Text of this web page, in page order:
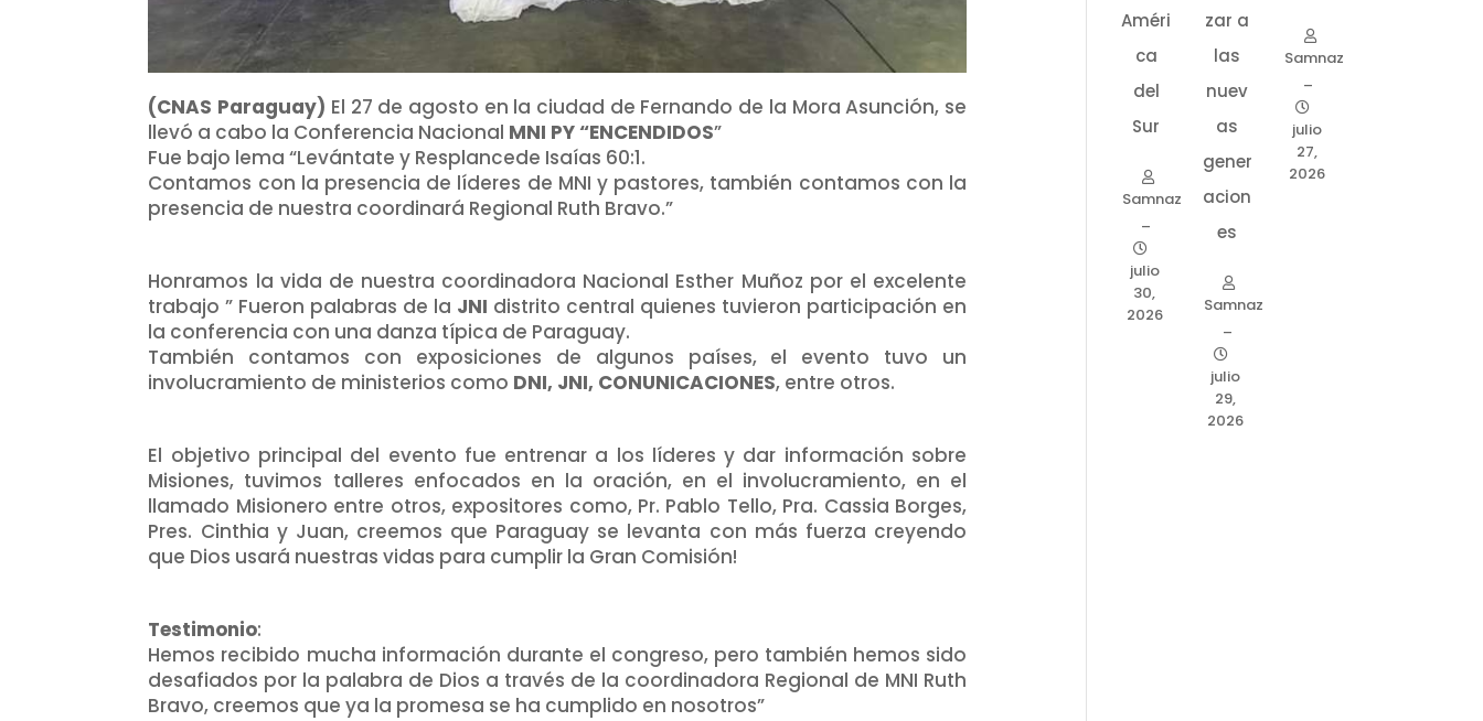
(CNAS Paraguay) El 27 de agosto en la ciudad de Fernando de la Mora Asunción, se
llevó a cabo la Conferencia Nacional MNI PY “ENCENDIDOS”
Fue bajo lema “Levántate y Resplancede Isaías 60:1.
Contamos con la presencia de líderes de MNI y pastores, también contamos con la
presencia de nuestra coordinará Regional Ruth Bravo.”
Honramos la vida de nuestra coordinadora Nacional Esther Muñoz por el excelente
trabajo ” Fueron palabras de la JNI distrito central quienes tuvieron participación en
la conferencia con una danza típica de Paraguay.
También contamos con exposiciones de algunos países, el evento tuvo un
involucramiento de ministerios como DNI, JNI, CONUNICACIONES, entre otros.
El objetivo principal del evento fue entrenar a los líderes y dar información sobre
Misiones, tuvimos talleres enfocados en la oración, en el involucramiento, en el
llamado Misionero entre otros, expositores como, Pr. Pablo Tello, Pra. Cassia Borges,
Pres. Cinthia y Juan, creemos que Paraguay se levanta con más fuerza creyendo
que Dios usará nuestras vidas para cumplir la Gran Comisión!
Testimonio:
Hemos recibido mucha información durante el congreso, pero también hemos sido
desafiados por la palabra de Dios a través de la coordinadora Regional de MNI Ruth
Bravo, creemos que ya la promesa se ha cumplido en nosotros”
Améri
ca
del
Sur
Samnaz
–
julio
30,
2026
zar a
las
nuev
as
gener
acion
es
Samnaz
–
julio
29,
2026
Samnaz
–
julio
27,
2026